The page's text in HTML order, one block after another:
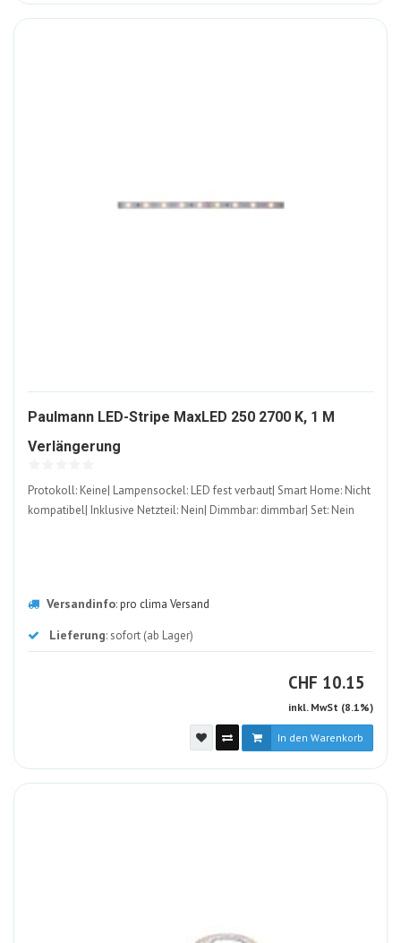
Paulmann LED-Stripe MaxLED 250 2700 K, 1 M
Verlängerung
Protokoll: Keine| Lampensockel: LED fest verbaut| Smart Home: Nicht
kompatibel| Inklusive Netzteil: Nein| Dimmbar: dimmbar| Set: Nein
Versandinfo:pro clima Versand
Lieferung: sofort (ab Lager)
CHF CHF
10.15
inkl. MwSt (8.1%)
In den Warenkorb